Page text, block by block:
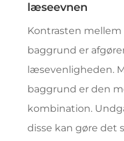
læseevnen
Kontrasten
baggrund er
læsevenligheden.
baggrund er den
kombination.
disse kan gøre det